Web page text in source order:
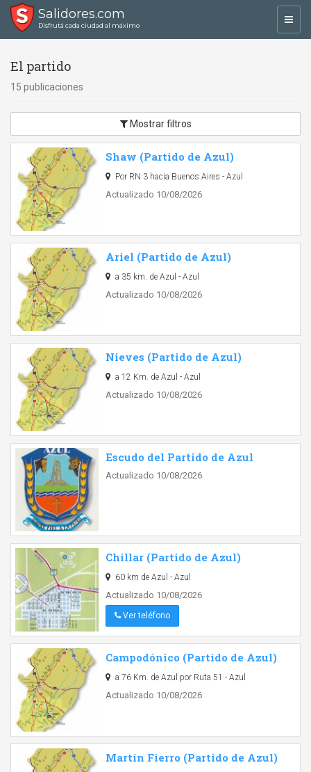
Salidores.com
Disfrutá cada ciudad al máximo
El partido
15 publicaciones
Mostrar filtros
Shaw (Partido de Azul)
Por RN 3 hacia Buenos Aires - Azul
Actualizado 10/08/2026
Ariel (Partido de Azul)
a 35 km. de Azul - Azul
Actualizado 10/08/2026
Nieves (Partido de Azul)
a 12 Km. de Azul - Azul
Actualizado 10/08/2026
Escudo del Partido de Azul
Actualizado 10/08/2026
Chillar (Partido de Azul)
60 km de Azul - Azul
Actualizado 10/08/2026
Ver teléfono
Campodónico (Partido de Azul)
a 76 Km. de Azul por Ruta 51 - Azul
Actualizado 10/08/2026
Martín Fierro (Partido de Azul)